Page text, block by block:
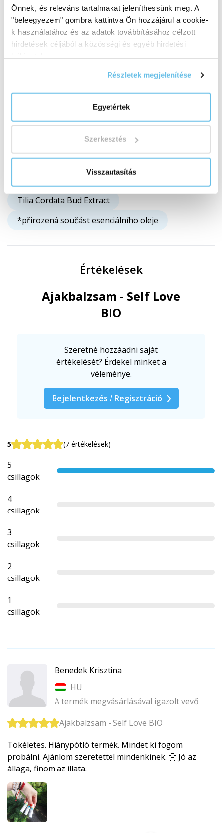
Önnek, és releváns tartalmakat jeleníthessünk meg. A
"beleegyezem" gombra kattintva Ön hozzájárul a cookie-
k használatához és az adatok továbbításához célzott
hirdetések céljából a közösségi és egyéb hirdetési
Részletek megjelenítése
Egyetértek
Szerkesztés
Visszautasítás
Rosa Damascena Flower Oil
Tocopherol
Helianthus Annuus Seed Oil
Castanea Sativa Bud Extract
Crataegus Laevigata Bud Extract
Fagus Sylvatica Bud Extract
Juglans Regia Bud Extract
Malus Domestica Bud Extract
Prunus Avium Bud Extract
Tilia Cordata Bud Extract
*přirozená součást esenciálního oleje
Értékelések
Ajakbalzsam - Self Love
BIO
Szeretné hozzáadni saját
értékelését? Érdekel minket a
véleménye.
Bejelentkezés / Regisztráció
5 (7 értékelések)
5
csillagok
4
csillagok
3
csillagok
2
csillagok
1
csillagok
Benedek Krisztina
HU
A termék megvásárlásával igazolt vevő
Ajakbalzsam - Self Love BIO
Tökéletes. Hiánypótló termék. Mindet ki fogom
probálni. Ajánlom szeretettel mindenkinek. 🤗 Jó az
állaga, finom az illata.